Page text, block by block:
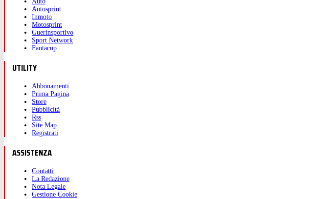
Autosprint
Inmoto
Motosprint
Guerinsportivo
Sport Network
Fantacup
UTILITY
Abbonamenti
Prima Pagina
Store
Pubblicità
Rss
Site Map
Registrati
ASSISTENZA
Contatti
La Redazione
Nota Legale
Gestione Cookie